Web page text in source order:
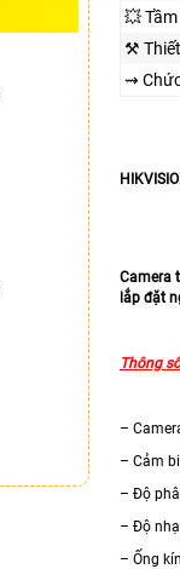
💥
⚒
⇝
Camera
lắp đặt
Thông
–
– Cảm
– Độ
– Độ
– Ống